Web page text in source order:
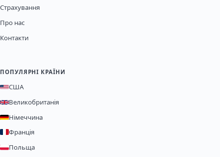
Страхування
Про нас
Контакти
ПОПУЛЯРНІ КРАЇНИ
США
Великобританія
Німеччина
Франція
Польща